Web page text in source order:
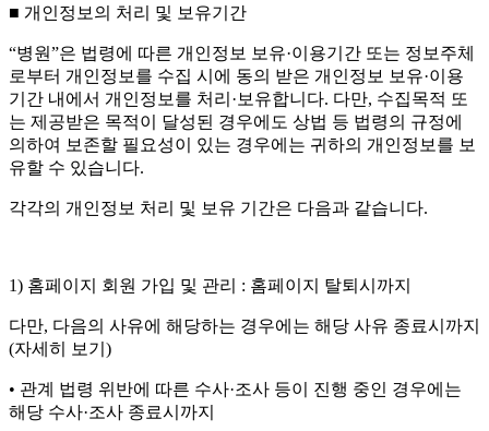
■ 개인정보의 처리 및 보유기간
“병원”은 법령에 따른 개인정보 보유·이용기간 또는 정보주체
로부터 개인정보를 수집 시에 동의 받은 개인정보 보유·이용
기간 내에서 개인정보를 처리·보유합니다. 다만, 수집목적 또
는 제공받은 목적이 달성된 경우에도 상법 등 법령의 규정에
의하여 보존할 필요성이 있는 경우에는 귀하의 개인정보를 보
유할 수 있습니다.
각각의 개인정보 처리 및 보유 기간은 다음과 같습니다.
1) 홈페이지 회원 가입 및 관리 : 홈페이지 탈퇴시까지
다만, 다음의 사유에 해당하는 경우에는 해당 사유 종료시까지
(자세히 보기)
• 관계 법령 위반에 따른 수사·조사 등이 진행 중인 경우에는
해당 수사·조사 종료시까지